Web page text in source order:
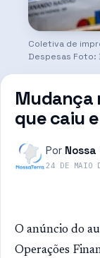
Coletiva de
Despesas Foto:
Mudança
que caiu
Por Nossa
24 DE MAIO
O anúncio do
Operações